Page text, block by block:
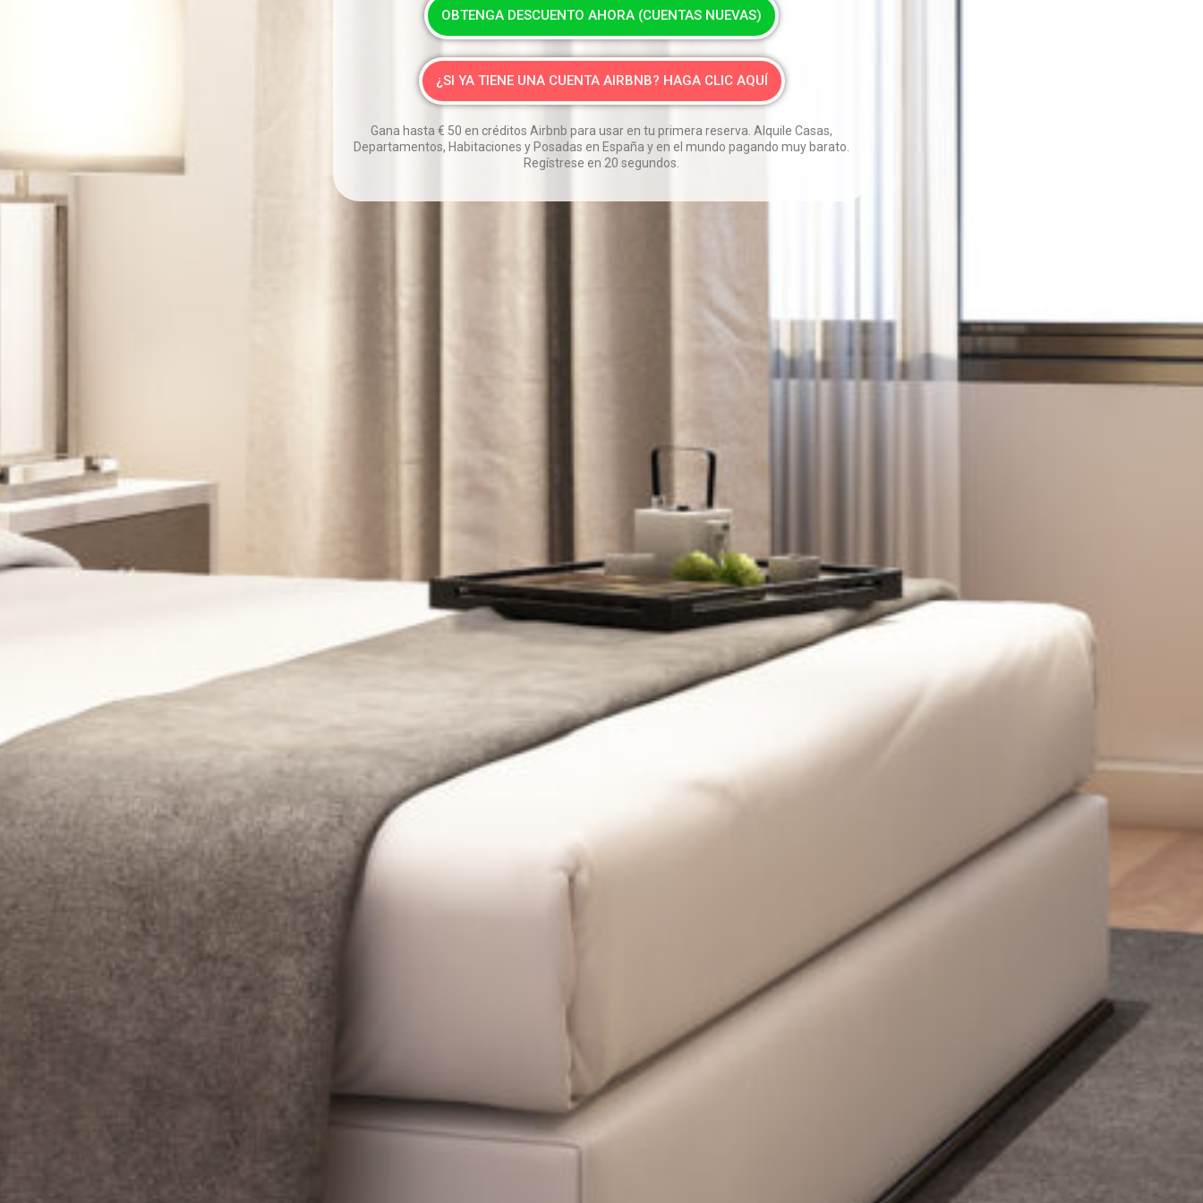
OBTENGA DESCUENTO AHORA (CUENTAS NUEVAS)
¿SI YA TIENE UNA CUENTA AIRBNB? HAGA CLIC AQUÍ
Gana hasta € 50 en créditos Airbnb para usar en tu primera reserva. Alquile Casas,
Departamentos, Habitaciones y Posadas en España y en el mundo pagando muy barato.
Regístrese en 20 segundos.